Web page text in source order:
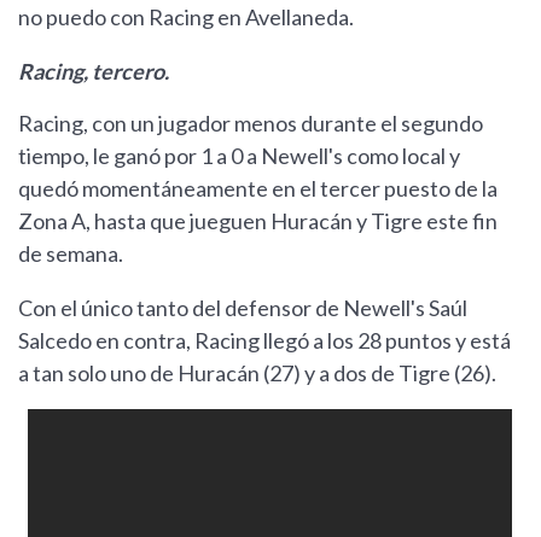
no puedo con Racing en Avellaneda.
Racing, tercero.
Racing, con un jugador menos durante el segundo
tiempo, le ganó por 1 a 0 a Newell's como local y
quedó momentáneamente en el tercer puesto de la
Zona A, hasta que jueguen Huracán y Tigre este fin
de semana.
Con el único tanto del defensor de Newell's Saúl
Salcedo en contra, Racing llegó a los 28 puntos y está
a tan solo uno de Huracán (27) y a dos de Tigre (26).